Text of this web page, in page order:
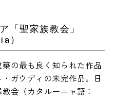
「聖家族教会」
）
の最も良く知られた作品
ガウディの未完作品。日
会（カタルーニャ語：